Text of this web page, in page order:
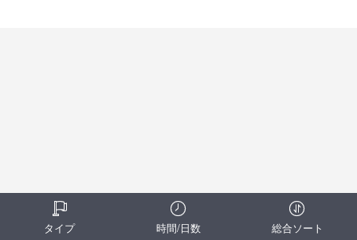
タイプ 時間/日数 総合ソート